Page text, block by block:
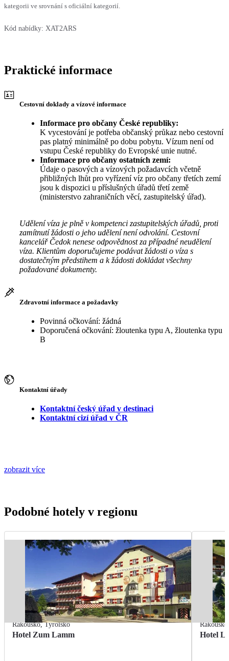
kategorii ve srovnání s oficiální kategorií.
Kód nabídky: XAT2ARS
Praktické informace
Cestovní doklady a vízové informace
Informace pro občany České republiky:
K vycestování je potřeba občanský průkaz nebo cestovní
pas platný minimálně po dobu pobytu. Vízum není od
vstupu České republiky do Evropské unie nutné.
Informace pro občany ostatních zemí:
Údaje o pasových a vízových požadavcích včetně
přibližných lhůt pro vyřízení víz pro občany třetích zemí
jsou k dispozici u příslušných úřadů třetí země
(ministerstvo zahraničních věcí, zastupitelský úřad).
Udělení víza je plně v kompetenci zastupitelských úřadů, proti
zamítnutí žádosti o jeho udělení není odvolání. Cestovní
kancelář Čedok nenese odpovědnost za případné neudělení
víza. Klientům doporučujeme podávat žádosti o víza s
dostatečným předstihem a k žádosti dokládat všechny
požadované dokumenty.
Zdravotní informace a požadavky
Povinná očkování: žádná
Doporučená očkování: žloutenka typu A, žloutenka typu
B
Kontaktní úřady
Kontaktní český úřad v destinaci
Kontaktní cizí úřad v ČR
zobrazit více
Podobné hotely v regionu
Rakousko,Tyrolsko
Hotel Zum Lamm
Rakousko
Hotel